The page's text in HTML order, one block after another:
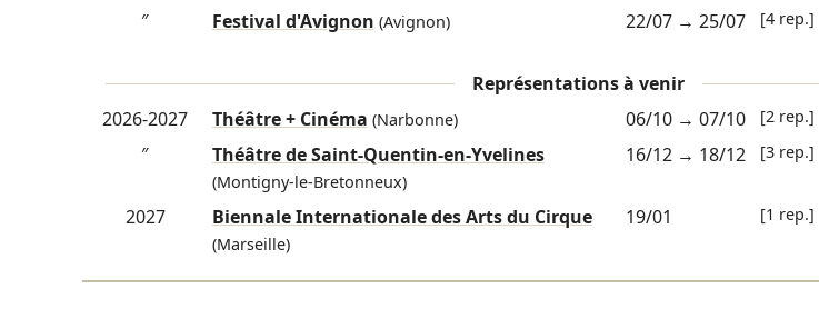
″
Festival d'Avignon (Avignon) 22/07→ 25/07 [4 rep.]
Représentations à venir
2026-2027
Théâtre + Cinéma (Narbonne) 06/10→ 07/10 [2 rep.]
″ Théâtre de Saint-Quentin-en-Yvelines
(Montigny-le-Bretonneux)
16/12→ 18/12 [3 rep.]
2027 Biennale Internationale des Arts du Cirque
(Marseille)
19/01 [1 rep.]